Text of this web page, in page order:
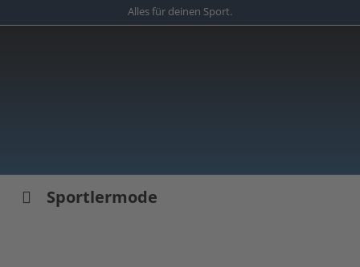
to
Alles für deinen Sport.
Sportlermode